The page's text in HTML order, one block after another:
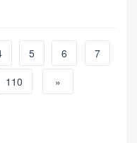
5 6
7
110 »